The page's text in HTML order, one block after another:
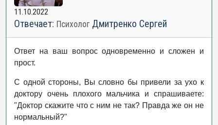
11.10.2022
Отвечает: Психолог Дмитренко Сергей
Ответ на ваш вопрос одновременно и сложен и
прост.
С одной стороны, Вы словно бы привели за ухо к
доктору очень плохого мальчика и спрашиваете:
"Доктор скажите что с ним не так? Правда же он не
нормальный?"